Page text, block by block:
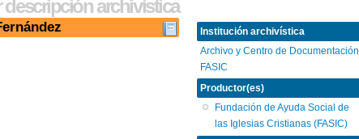
descripción archivística
Institución archivística
Archivo y Centro de Documentación
FASIC
Productor(es)
Fundación de Ayuda Social de
las Iglesias Cristianas (FASIC)